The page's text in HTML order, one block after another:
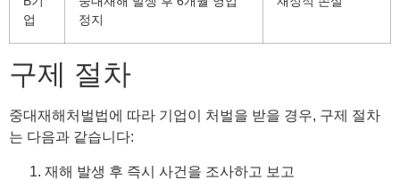
업
정지
구제 절차
중대재해처벌법에 따라 기업이 처벌을 받을 경우, 구제 절차
는 다음과 같습니다:
재해 발생 후 즉시 사건을 조사하고 보고